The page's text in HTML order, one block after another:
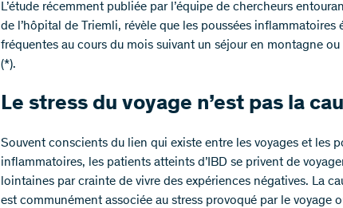
L’étude récemment publiée par l’équipe de chercheurs
de l’hôpital de Triemli, révèle que les poussées
fréquentes au cours du mois suivant un séjour en montagne
(*).
Le stress du voyage n’est pas la
Souvent conscients du lien qui existe entre les voyages et les
inflammatoires, les patients atteints d’IBD se privent de
lointaines par crainte de vivre des expériences négatives. La
est communément associée au stress provoqué par le voyage